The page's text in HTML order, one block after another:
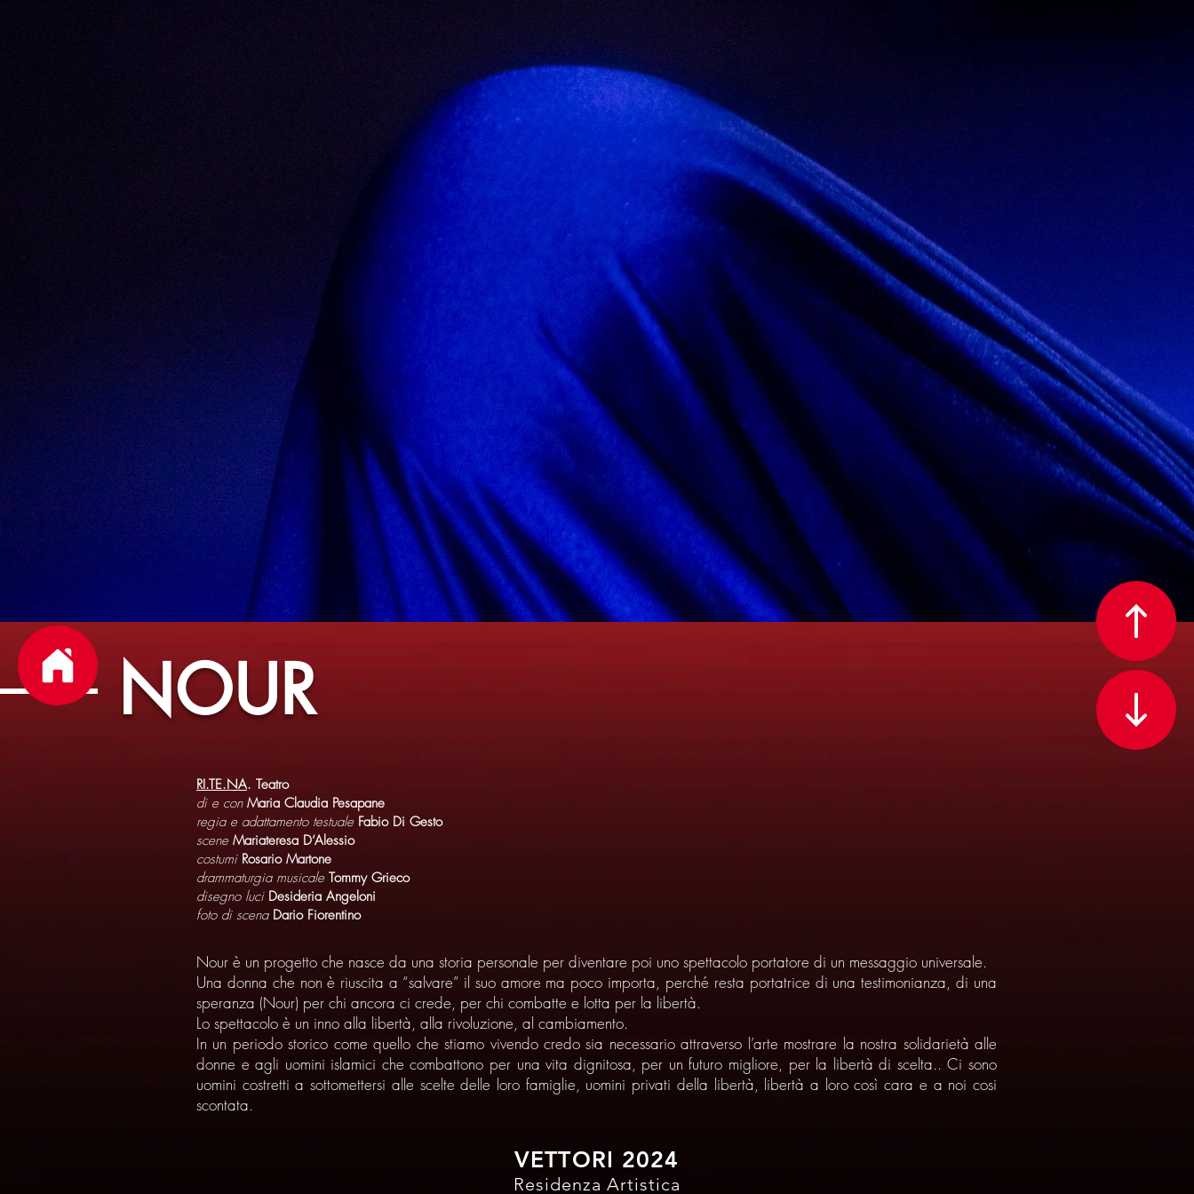
NOUR
RI.TE.NA. Teatro
di e con Maria Claudia Pesapane
regia e adattamento testuale Fabio Di Gesto
scene Mariateresa D’Alessio
costumi Rosario Martone
drammaturgia musicale Tommy Grieco
disegno luci Desideria Angeloni
foto di scena Dario Fiorentino
Nour è un progetto che nasce da una storia personale per diventare poi uno spettacolo portatore di un messaggio universale.
Una donna che non è riuscita a “salvare” il suo amore ma poco importa, perché resta portatrice di una testimonianza, di una
speranza (Nour) per chi ancora ci crede, per chi combatte e lotta per la libertà.
Lo spettacolo è un inno alla libertà, alla rivoluzione, al cambiamento.
In un periodo storico come quello che stiamo vivendo credo sia necessario attraverso l’arte mostrare la nostra solidarietà alle
donne e agli uomini islamici che combattono per una vita dignitosa, per un futuro migliore, per la libertà di scelta.. Ci sono
uomini costretti a sottomettersi alle scelte delle loro famiglie, uomini privati della libertà, libertà a loro così cara e a noi cosi
scontata.
VETTORI 2024
Residenza Artistica